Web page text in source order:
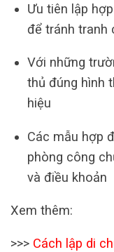
Ưu tiên lập
để tránh tranh
Với những
thủ đúng hình
hiệu
Các mẫu hợp
phòng công
và điều khoản
Xem thêm:
>>> Cách lập di